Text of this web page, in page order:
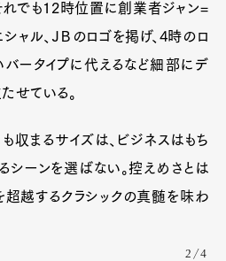
れでも12時位置に創業者ジャン=
ャル、ＪＢのロゴを掲げ、4時のロ
ータイプに代えるなど細部にデ
せている。
収まるサイズは、ビジネスはもち
シーンを選ばない。控えめさとは
越するクラシックの真髄を味わ
2/4